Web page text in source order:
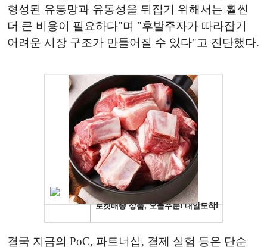
형성된 유통망과 유동성을 뒤집기 위해서는 훨씬
더 큰 비용이 필요하다"며 "후발주자가 따라잡기
어려운 시장 구조가 만들어질 수 있다"고 진단했다.
결국 지금의 PoC, 파트너십, 결제 실험 등은 단순